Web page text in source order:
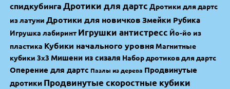
спидкубинга Дротики для дартс Дротики для дартс
из латуни Дротики для новичков Змейки Рубика
Игрушка лабиринт Игрушки антистресс Йо-йо из
пластика Кубики начального уровня Магнитные
кубики 3х3 Мишени из сизаля Набор дротиков для дартс
Оперение для дартс Пазлы из дерева Продвинутые
дротики Продвинутые скоростные кубики